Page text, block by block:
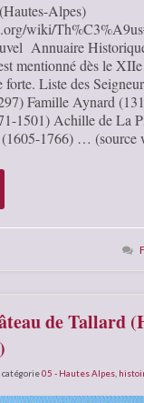
Alpes)
wiki/
Annuaire
mentionné dès le XIIe
forte. Liste des
Famille Aynard
1501) Achille de La
(1605-1766) …
de Tallard
catégorie05 - Hautes Alpes